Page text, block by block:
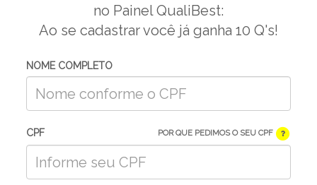
no Painel QualiBest:
Ao se cadastrar você já ganha 10 Q's!
NOME COMPLETO
CPF POR QUE PEDIMOS O SEU CPF